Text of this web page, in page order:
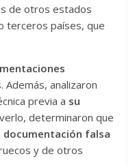
de otros estados
terceros países, que
analizaron
previa a su
determinaron que
documentación falsa
y de otros